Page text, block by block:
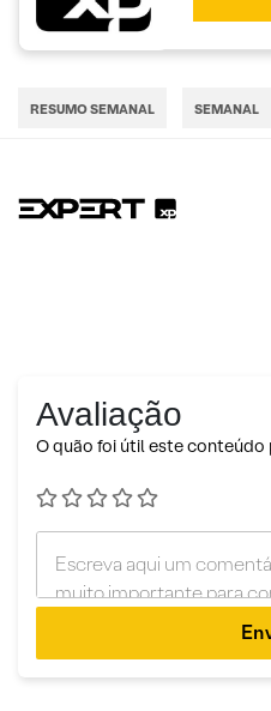
RESUMO SEMANAL SEMANAL
Avaliação
O quão foi útil este conteúdo